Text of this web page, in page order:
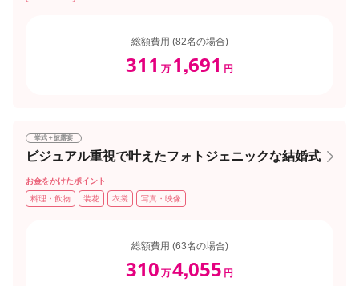
総額費用 (82名の場合)
311 万 1,691 円
挙式＋披露宴
ビジュアル重視で叶えたフォトジェニックな結婚式
お金をかけたポイント
料理・飲物
装花 衣裳 写真・映像
総額費用 (63名の場合)
310 万4,055 円